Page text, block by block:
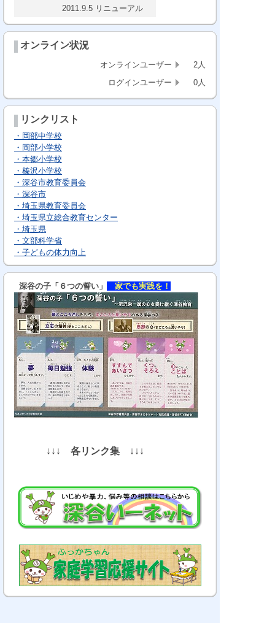
2011.9.5 リニューアル
オンライン状況
オンラインユーザー
2人
ログインユーザー
0人
リンクリスト
・岡部中学校
・岡部小学校
・本郷小学校
・榛沢小学校
・深谷市教育委員会
・深谷市
・埼玉県教育委員会
・埼玉県立総合教育センター
・埼玉県
・文部科学省
・子どもの体力向上
深谷の子「６つの誓い」 家でも実践を！
↓↓↓ 各リンク集 ↓↓↓